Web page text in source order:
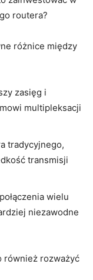
routera?
różnice między
zasięg i
multipleksacji
tradycyjnego,
transmisji
wielu
niezawodne
również rozważyć